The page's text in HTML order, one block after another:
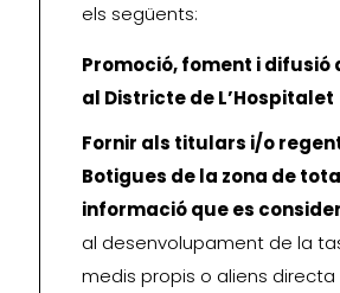
els següents:
Promoció, foment i difusió
al Districte de L’Hospitalet
Fornir als titulars i/o
Botigues de la zona de
informació que es
al desenvolupament de la
medis propis o aliens directa